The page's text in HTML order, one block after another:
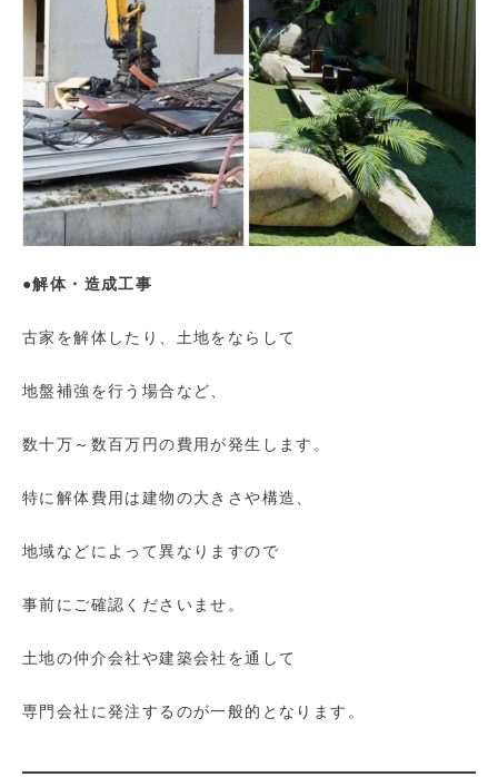
●解体・造成工事
古家を解体したり、土地をならして
地盤補強を行う場合など、
数十万～数百万円の費用が発生します。
特に解体費用は建物の大きさや構造、
地域などによって異なりますので
事前にご確認くださいませ。
土地の仲介会社や建築会社を通して
専門会社に発注するのが一般的となります。